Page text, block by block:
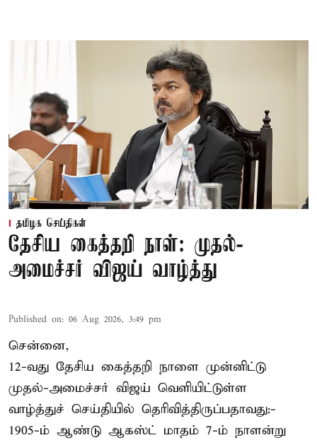
தமிழக செய்திகள்
தேசிய கைத்தறி நாள்: முதல்-
அமைச்சர் விஜய் வாழ்த்து
Published on: 06 Aug 2026, 3:49 pm
சென்னை,
12-வது தேசிய கைத்தறி நாளை முன்னிட்டு
முதல்-அமைச்சர் விஜய் வெளியிட்டுள்ள
வாழ்த்துச் செய்தியில் தெரிவித்திருப்பதாவது:-
1905-ம் ஆண்டு ஆகஸ்ட் மாதம் 7-ம் நாளன்று